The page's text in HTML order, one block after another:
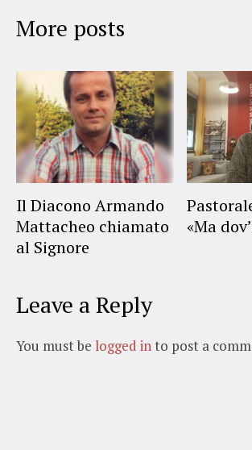
More posts
Il Diacono Armando
Mattacheo chiamato
al Signore
«Ma
Leave a Reply
You must be logged in to post a